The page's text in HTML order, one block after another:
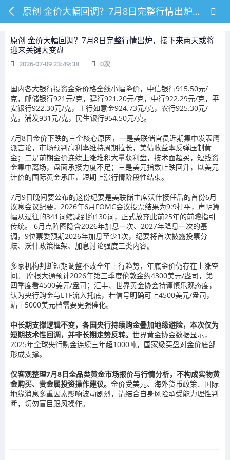
原创 金价大幅回调？7月8日完整行情出炉，接下来两天或将迎来关键大变盘
原创 金价大幅回调？7月8日完整行情出炉，接下来两天或将
迎来关键大变盘
2026-07-09 23:49:38 0次
国内各大银行投资金条价格全线小幅降价，中信银行915.50元/
克，邮储银行921元/克，建行921.20元/克，中行922.29元/克，平
安银行922.30元/克，工行如意金924.73元/克，农行925.30元/
克，浦发931元/克，民生银行954.50元/克。
7月8日金价下跌的三个核心原因，一是美联储官员近期集中发表鹰
派言论，市场预判高利率维持周期拉长，美债收益率反弹压制黄
金；二是前期金价连续上涨堆积大量获利盘，技术面超买，短线资
金集中离场，盘面承接力度不足；三是美元指数止跌回升，以美元
计价的国际黄金承压，短期上涨行情阶段性结束。
7月9日晚间要公布的这份纪要是美联储主席沃什接任后的首份6月
议息会议纪要，2026年6月FOMC会议投票结果为9:9打平，声明篇
幅从过往的341词缩减到约130词，正式放弃此前25年的前瞻指引
传统。 6月点阵图隐含2026年加息一次、2027年降息一次的基
调，9位票委预期2026年加息至少1次，纪要将首次披露投票分
歧、沃什政策框架、加息讨论强度三类内容。
多家机构判断短期调整不改全年上行趋势，年底金价仍存在上涨空
间。 摩根大通预计2026年第三季度伦敦金约4300美元/盎司，第
四季度看4500美元/盎司；汇丰、世界黄金协会持谨慎乐观态度，
认为央行购金与ETF流入托底，若信号明确可上4500美元/盎司，
站上5000美元档需要更强催化。
中长期支撑逻辑不变，各国央行持续购金叠加地缘避险，本次仅为
短期技术性回调，并非长期走势反转。 世界黄金协会数据显示，
2025年全球央行购金连续三年超1000吨，国家级买盘对金价底部
形成支撑。
仅客观整理7月8日全品类黄金市场报价与行情分析，不构成实物黄
金购买、贵金属投资操作建议。 金价受美元、海外货币政策、国际
地缘消息多重因素影响波动剧烈，请结合自身风险承受能力理性判
断，切勿盲目跟风操作。